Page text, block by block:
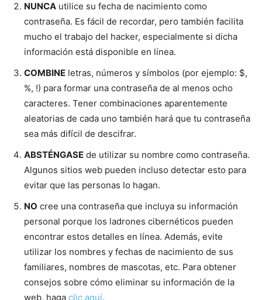
NUNCA utilice su fecha de nacimiento como
contraseña. Es fácil de recordar, pero también facilita
mucho el trabajo del hacker, especialmente si dicha
información está disponible en línea.
COMBINE letras, números y símbolos (por ejemplo: $,
%, !) para formar una contraseña de al menos ocho
caracteres. Tener combinaciones aparentemente
aleatorias de cada uno también hará que tu contraseña
sea más difícil de descifrar.
ABSTÉNGASE de utilizar su nombre como contraseña.
Algunos sitios web pueden incluso detectar esto para
evitar que las personas lo hagan.
NO cree una contraseña que incluya su información
personal porque los ladrones cibernéticos pueden
encontrar estos detalles en línea. Además, evite
utilizar los nombres y fechas de nacimiento de sus
familiares, nombres de mascotas, etc. Para obtener
consejos sobre cómo eliminar su información de la
web, haga clic aquí.